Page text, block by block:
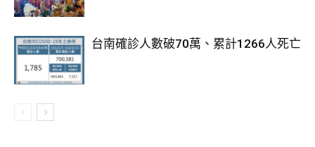
台南確診人數破70萬、累計1266人死亡